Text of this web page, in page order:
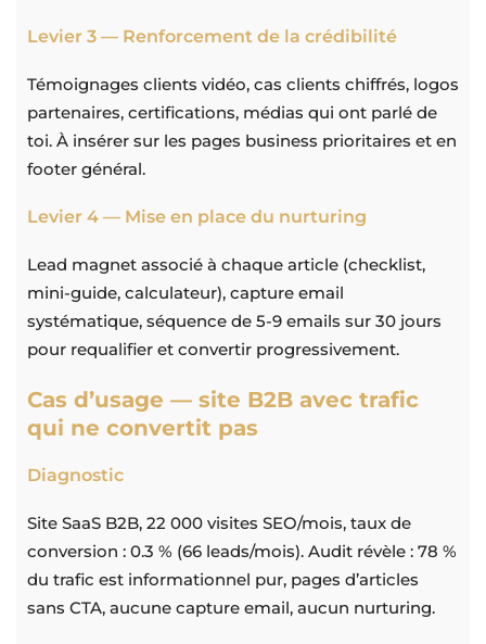
Levier 3 — Renforcement de la crédibilité
Témoignages clients vidéo, cas clients chiffrés, logos
partenaires, certifications, médias qui ont parlé de
toi. À insérer sur les pages business prioritaires et en
footer général.
Levier 4 — Mise en place du nurturing
Lead magnet associé à chaque article (checklist,
mini-guide, calculateur), capture email
systématique, séquence de 5-9 emails sur 30 jours
pour requalifier et convertir progressivement.
Cas d’usage — site B2B avec trafic
qui ne convertit pas
Diagnostic
Site SaaS B2B, 22 000 visites SEO/mois, taux de
conversion : 0.3 % (66 leads/mois). Audit révèle : 78 %
du trafic est informationnel pur, pages d’articles
sans CTA, aucune capture email, aucun nurturing.